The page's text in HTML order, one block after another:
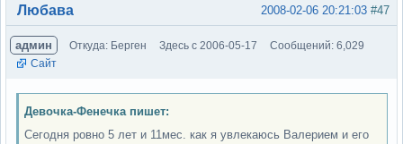
Вне форума #47
2008-02-06 20:21:03
Любава
админ Откуда: Берген Здесь с 2006-05-17
Сообщений: 6,029
Сайт
Девочка-Фенечка пишет:
Сегодня ровно 5 лет и 11мес. как я увлекаюсь Валерием и его